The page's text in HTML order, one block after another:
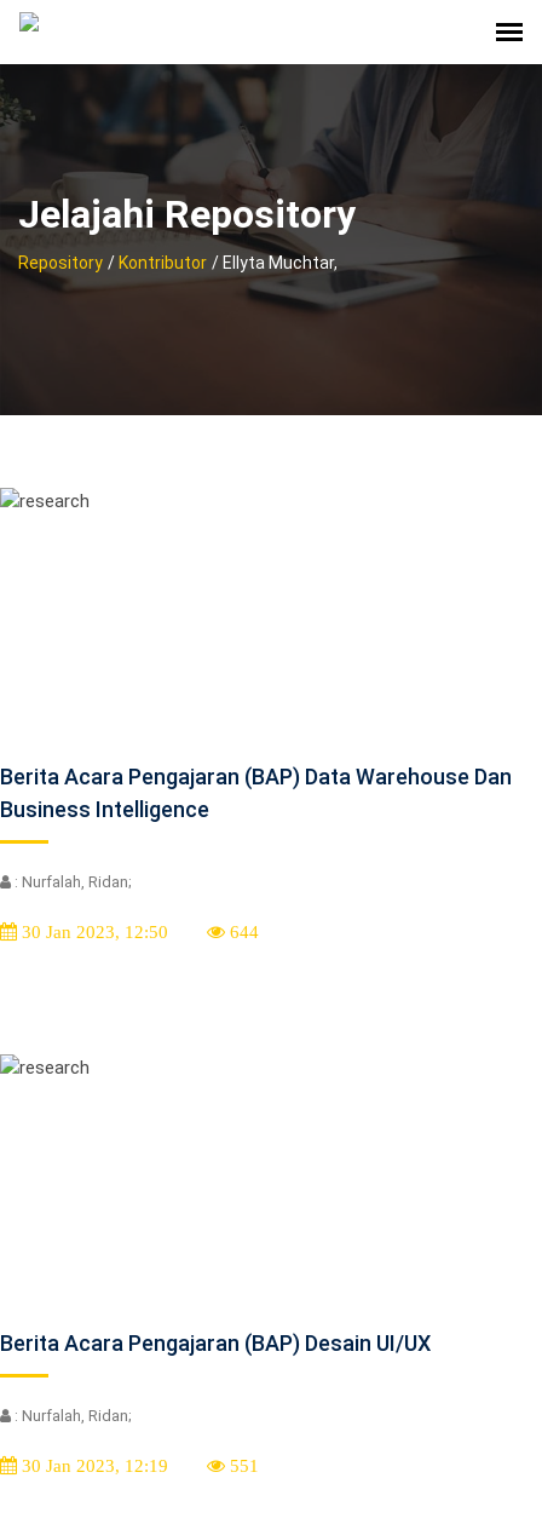
Jelajahi Repository
Repository / Kontributor / Ellyta Muchtar,
Berita Acara Pengajaran (BAP) Data Warehouse Dan
Business Intelligence
: Nurfalah, Ridan;
30 Jan 2023, 12:50 644
Berita Acara Pengajaran (BAP) Desain UI/UX
: Nurfalah, Ridan;
30 Jan 2023, 12:19 551